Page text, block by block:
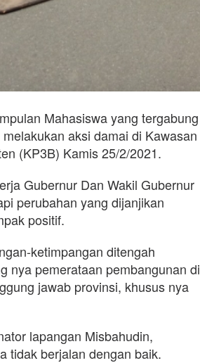
Mahasiswa yang tergabung
aksi damai di Kawasan
(KP3B) Kamis 25/2/2021.
Gubernur Dan Wakil Gubernur
perubahan yang dijanjikan
positif.
ketimpangan ditengah
nya pemerataan pembangunan di
jawab provinsi, khusus nya
lapangan Misbahudin,
tidak berjalan dengan baik.